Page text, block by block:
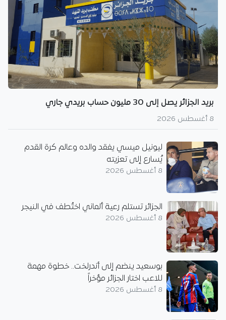
بريد الجزائر يصل إلى 30 مليون حساب بريدي جاري
8 أغسطس 2026
ليونيل ميسي يفقد والده وعالم كرة القدم
يُسارع إلى تعزيته
8 أغسطس 2026
الجزائر تستلم رعية ألماني اختُطف في النيجر
8 أغسطس 2026
بوسعيد ينضم إلى أندرلخت.. خطوة مهمة
للاعب اختار الجزائر مؤخراً
8 أغسطس 2026